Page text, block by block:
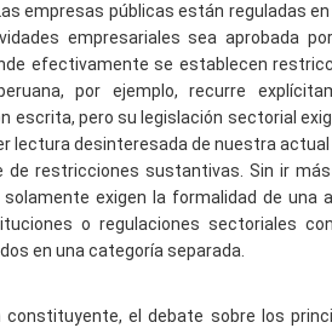
empresas públicas están reguladas
empresariales sea aprobada
efectivamente se establecen
por ejemplo, recurre
escrita, pero su legislación sectorial
lectura desinteresada de nuestra
restricciones sustantivas. Sin ir
exigen la formalidad de una
o regulaciones sectoriales
en una categoría separada.
el debate sobre los